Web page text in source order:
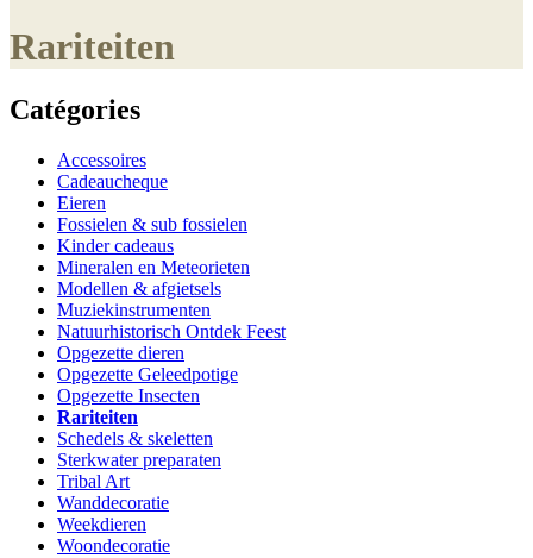
Rariteiten
Catégories
Accessoires
Cadeaucheque
Eieren
Fossielen & sub fossielen
Kinder cadeaus
Mineralen en Meteorieten
Modellen & afgietsels
Muziekinstrumenten
Natuurhistorisch Ontdek Feest
Opgezette dieren
Opgezette Geleedpotige
Opgezette Insecten
Rariteiten
Schedels & skeletten
Sterkwater preparaten
Tribal Art
Wanddecoratie
Weekdieren
Woondecoratie